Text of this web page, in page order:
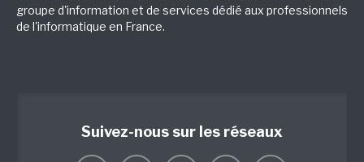
groupe d'information et de services dédié aux professionnels
de l'informatique en France.
Suivez-nous sur les réseaux